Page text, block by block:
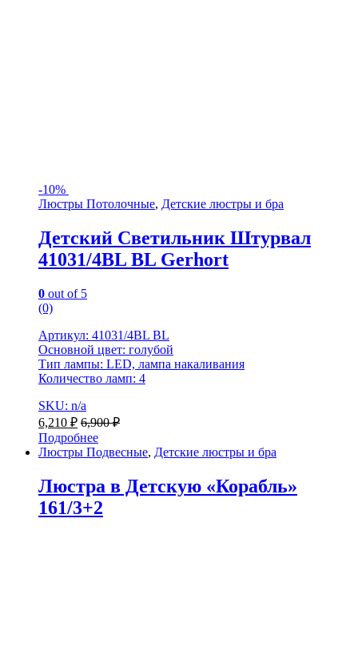
-10%
Люстры Потолочные, Детские люстры и бра
Детский Светильник Штурвал
41031/4BL BL Gerhort
0 out of 5
(0)
Артикул: 41031/4BL BL
Основной цвет: голубой
Тип лампы: LED, лампа накаливания
Количество ламп: 4
SKU: n/a
6,210 ₽ 6,900₽
Подробнее
Люстры Подвесные, Детские люстры и бра
Люстра в Детскую «Корабль»
161/3+2